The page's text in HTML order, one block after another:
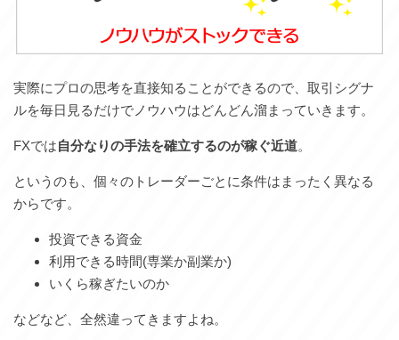
実際にプロの思考を直接知ることができるので、取引シグナ
ルを毎日見るだけでノウハウはどんどん溜まっていきます。
FXでは自分なりの手法を確立するのが稼ぐ近道。
というのも、個々のトレーダーごとに条件はまったく異なる
からです。
投資できる資金
利用できる時間(専業か副業か)
いくら稼ぎたいのか
などなど、全然違ってきますよね。